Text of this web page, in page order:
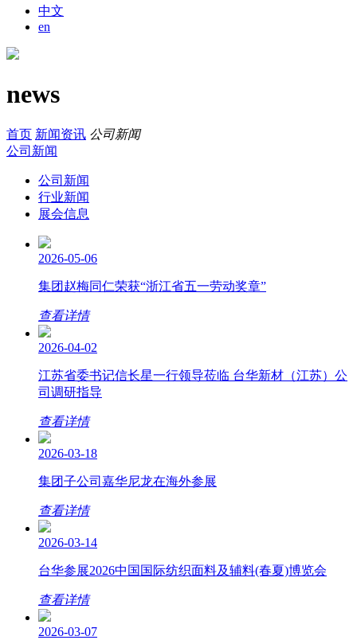
中文
en
news
首页 新闻资讯 公司新闻
公司新闻
公司新闻
行业新闻
展会信息
2026-05-06
集团赵梅同仁荣获“浙江省五一劳动奖章”
查看详情
2026-04-02
江苏省委书记信长星一行领导莅临 台华新材（江苏）公
司调研指导
查看详情
2026-03-18
集团子公司嘉华尼龙在海外参展
查看详情
2026-03-14
台华参展2026中国国际纺织面料及辅料(春夏)博览会
查看详情
2026-03-07